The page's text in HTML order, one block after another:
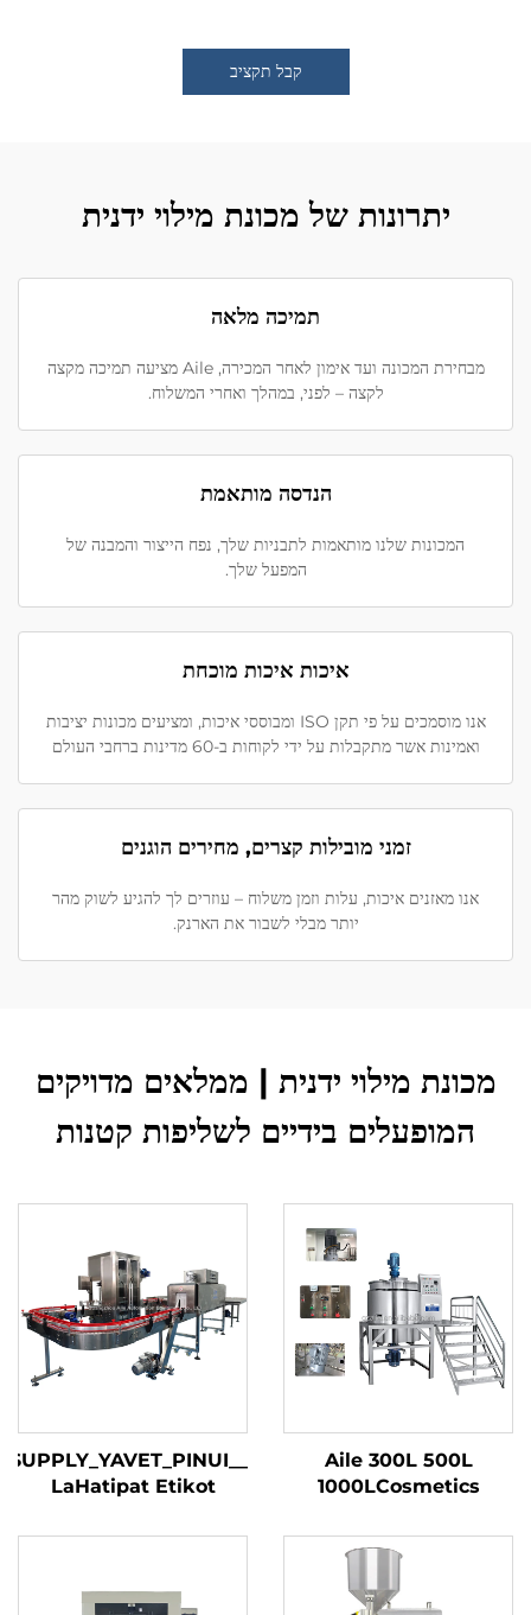
קבל תקציב
יתרונות של מכונת מילוי ידנית
תמיכה מלאה
מבחירת המכונה ועד אימון לאחר המכירה, Aile מציעה תמיכה מקצה
לקצה – לפני, במהלך ואחרי המשלוח.
הנדסה מותאמת
המכונות שלנו מותאמות לתבניות שלך, נפח הייצור והמבנה של
המפעל שלך.
איכות איכות מוכחת
אנו מוסמכים על פי תקן ISO ומבוססי איכות, ומציעים מכונות יציבות
ואמינות אשר מתקבלות על ידי לקוחות ב-60 מדינות ברחבי העולם
זמני מובילות קצרים, מחירים הוגנים
אנו מאזנים איכות, עלות וזמן משלוח – עוזרים לך להגיע לשוק מהר
יותר מבלי לשבור את הארנק.
מכונת מילוי ידנית | ממלאים מדויקים
המופעלים בידיים לשליפות קטנות
Aile 300L 500L
1000LCosmetics
Machine Shampoo
Liquid Soap Detergent
Cosmetic Mixing
_SUPPLY_YAVET_PINUI_
LaHatipat Etikot
Ovhan Etikot Shelif